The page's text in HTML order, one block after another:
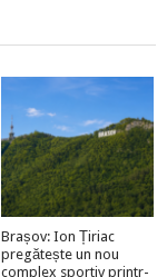
Brașov: Ion Țiriac
pregătește un nou
complex sportiv printr-